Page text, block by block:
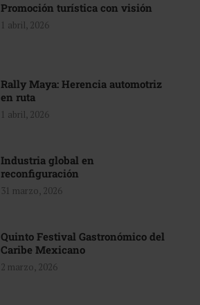
Promoción turística con visión
1 abril, 2026
Rally Maya: Herencia automotriz
en ruta
1 abril, 2026
Industria global en
reconfiguración
31 marzo, 2026
Quinto Festival Gastronómico del
Caribe Mexicano
2 marzo, 2026